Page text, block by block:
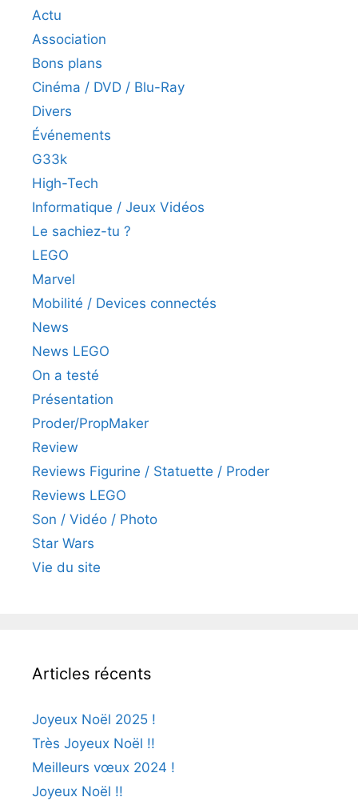
Actu
Association
Bons plans
Cinéma / DVD / Blu-Ray
Divers
Événements
G33k
High-Tech
Informatique / Jeux Vidéos
Le sachiez-tu ?
LEGO
Marvel
Mobilité / Devices connectés
News
News LEGO
On a testé
Présentation
Proder/PropMaker
Review
Reviews Figurine / Statuette / Proder
Reviews LEGO
Son / Vidéo / Photo
Star Wars
Vie du site
Articles récents
Joyeux Noël 2025 !
Très Joyeux Noël !!
Meilleurs vœux 2024 !
Joyeux Noël !!